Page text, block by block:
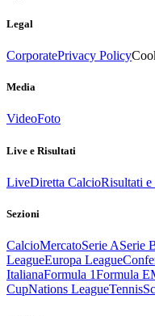
Legal
CorporatePrivacy Policy
Media
VideoFoto
Live e Risultati
LiveDiretta CalcioRisultati e
Sezioni
CalcioMercatoSerie ASerie
LeagueEuropa League
ItalianaFormula 1Formula E
CupNations LeagueTennis